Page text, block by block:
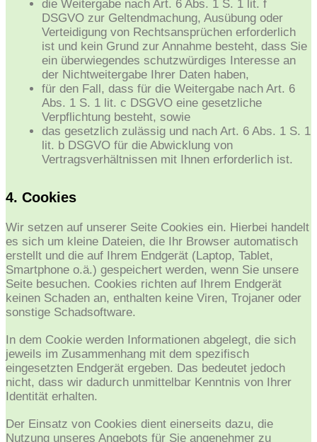
die Weitergabe nach Art. 6 Abs. 1 S. 1 lit. f
DSGVO zur Geltendmachung, Ausübung oder
Verteidigung von Rechtsansprüchen erforderlich
ist und kein Grund zur Annahme besteht, dass Sie
ein überwiegendes schutzwürdiges Interesse an
der Nichtweitergabe Ihrer Daten haben,
für den Fall, dass für die Weitergabe nach Art. 6
Abs. 1 S. 1 lit. c DSGVO eine gesetzliche
Verpflichtung besteht, sowie
das gesetzlich zulässig und nach Art. 6 Abs. 1 S. 1
lit. b DSGVO für die Abwicklung von
Vertragsverhältnissen mit Ihnen erforderlich ist.
4. Cookies
Wir setzen auf unserer Seite Cookies ein. Hierbei handelt
es sich um kleine Dateien, die Ihr Browser automatisch
erstellt und die auf Ihrem Endgerät (Laptop, Tablet,
Smartphone o.ä.) gespeichert werden, wenn Sie unsere
Seite besuchen. Cookies richten auf Ihrem Endgerät
keinen Schaden an, enthalten keine Viren, Trojaner oder
sonstige Schadsoftware.
In dem Cookie werden Informationen abgelegt, die sich
jeweils im Zusammenhang mit dem spezifisch
eingesetzten Endgerät ergeben. Das bedeutet jedoch
nicht, dass wir dadurch unmittelbar Kenntnis von Ihrer
Identität erhalten.
Der Einsatz von Cookies dient einerseits dazu, die
Nutzung unseres Angebots für Sie angenehmer zu